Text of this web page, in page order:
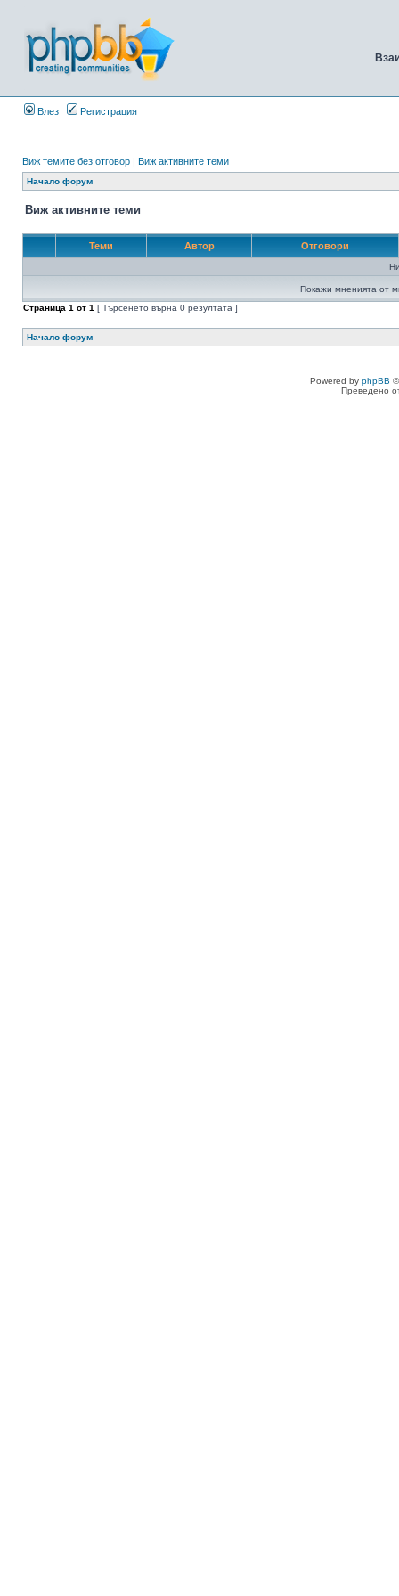
Влез Регистрация
Виж темите без отговор | Виж активните теми
Начало форум
Виж активните теми
Теми Автор Отговори
Покажи мненията от
Страница 1 от 1 [ Търсенето върна 0 резултата ]
Начало форум
Powered by phpBB
Преведено